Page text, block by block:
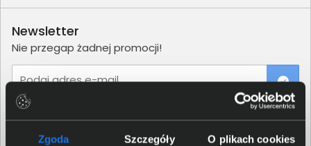
Zgoda Szczegóły O plikach cookies
Newsletter
Nie przegap żadnej promocji!
Podaj adres e-mail